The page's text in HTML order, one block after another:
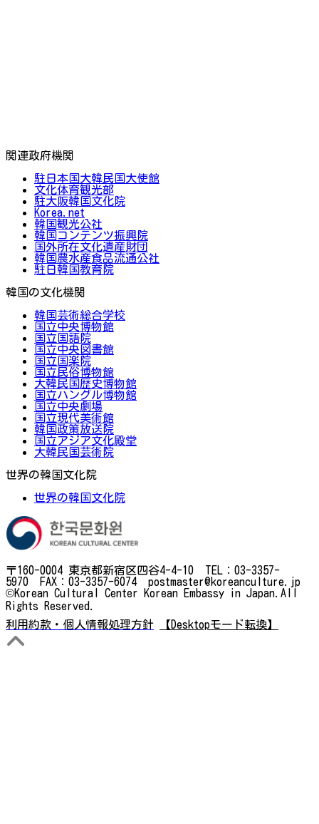
関連政府機関
駐日本国大韓民国大使館
文化体育観光部
駐大阪韓国文化院
Korea.net
韓国観光公社
韓国コンテンツ振興院
国外所在文化遺産財団
韓国農水産食品流通公社
駐日韓国教育院
韓国の文化機関
韓国芸術総合学校
国立中央博物館
国立国語院
国立中央図書館
国立国楽院
国立民俗博物館
大韓民国歴史博物館
国立ハングル博物館
国立中央劇場
国立現代美術館
韓国政策放送院
国立アジア文化殿堂
大韓民国芸術院
世界の韓国文化院
世界の韓国文化院
〒160-0004 東京都新宿区四谷4-4-10 TEL：03-3357-
5970 FAX：03-3357-6074 postmaster@koreanculture.jp
©Korean Cultural Center Korean Embassy in Japan.All
Rights Reserved.
利用約款・個人情報処理方針
【Desktopモード転換】